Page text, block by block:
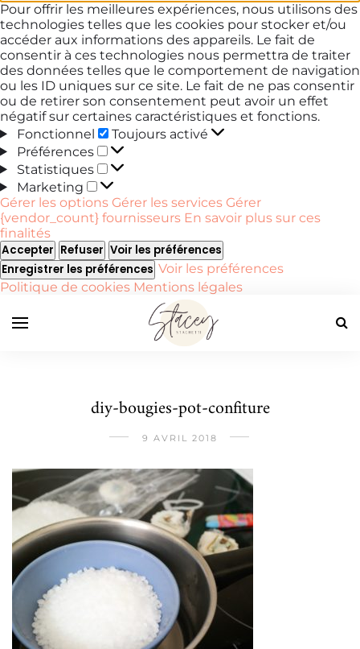
Pour offrir les meilleures expériences, nous utilisons des
technologies telles que les cookies pour stocker et/ou
accéder aux informations des appareils. Le fait de
consentir à ces technologies nous permettra de traiter
des données telles que le comportement de navigation
ou les ID uniques sur ce site. Le fait de ne pas consentir
ou de retirer son consentement peut avoir un effet
négatif sur certaines caractéristiques et fonctions.
Fonctionnel
Fonctionnel
Toujours activé
Préférences
Préférences
Statistiques
Statistiques
Marketing
Marketing
Gérer les options Gérer les services Gérer
{vendor_count} fournisseurs En savoir plus sur ces
finalités
Accepter Refuser Voir les préférences
Enregistrer les préférences Voir les préférences
Politique de cookies Mentions légales
diy-bougies-pot-confiture
9 AVRIL 2018